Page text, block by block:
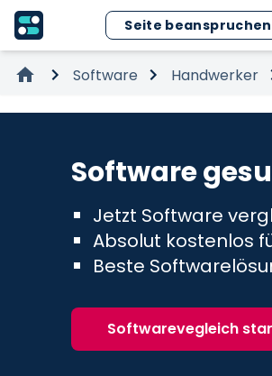
Seite beanspruchen
Software Handwerker
Software
Jetzt Software
Absolut kostenlos
Beste
Softwarevegleich